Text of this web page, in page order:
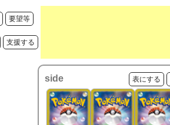
要望等
支援する
side 表にする